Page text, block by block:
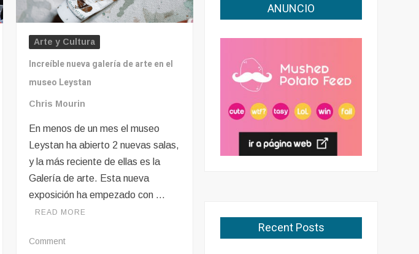
Arte y Cultura
Increíble nueva galería de arte en el
museo Leystan
Chris Mourin
En menos de un mes el museo
Leystan ha abierto 2 nuevas salas,
y la más reciente de ellas es la
Galería de arte. Esta nueva
exposición ha empezado con …
READ MORE
Commenton
ANUNCIO
Recent Posts